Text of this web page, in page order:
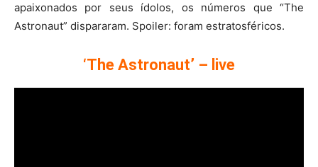
apaixonados por seus ídolos, os números que “The
Astronaut” dispararam. Spoiler: foram estratosféricos.
‘The Astronaut’ – live